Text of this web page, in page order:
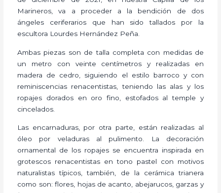
Marineros, va a proceder a la bendición de dos
ángeles ceriferarios que han sido tallados por la
escultora Lourdes Hernández Peña.
Ambas piezas son de talla completa con medidas de
un metro con veinte centímetros y realizadas en
madera de cedro, siguiendo el estilo barroco y con
reminiscencias renacentistas, teniendo las alas y los
ropajes dorados en oro fino, estofados al temple y
cincelados.
Las encarnaduras, por otra parte, están realizadas al
óleo por veladuras al pulimento. La decoración
ornamental de los ropajes se encuentra inspirada en
grotescos renacentistas en tono pastel con motivos
naturalistas típicos, también, de la cerámica trianera
como son: flores, hojas de acanto, abejarucos, garzas y